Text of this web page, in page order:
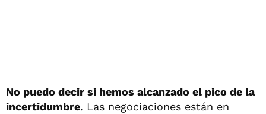
No puedo decir si hemos alcanzado el pico de la
incertidumbre. Las negociaciones están en